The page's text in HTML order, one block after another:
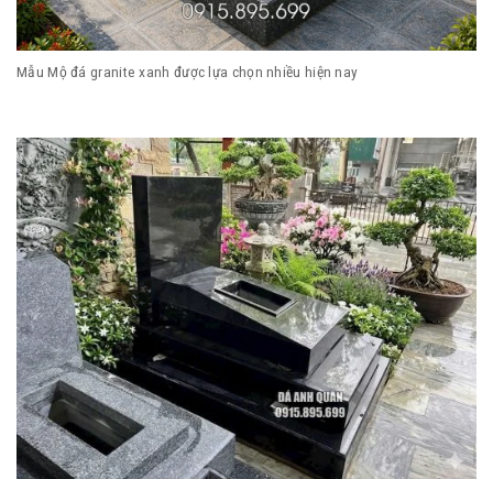
Mẫu Mộ đá granite xanh được lựa chọn nhiều hiện nay